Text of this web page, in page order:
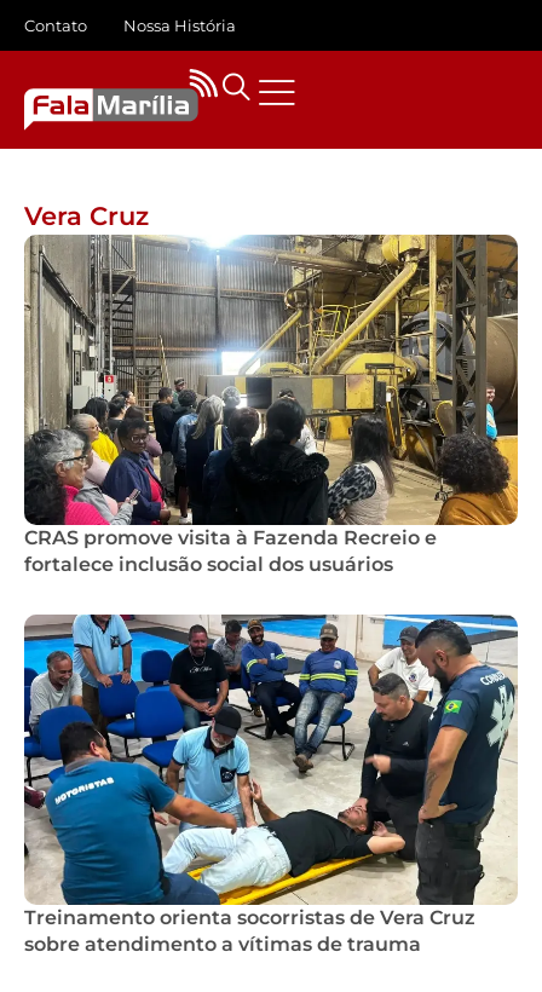
Contato Nossa História
Vera Cruz
CRAS promove visita à Fazenda Recreio e
fortalece inclusão social dos usuários
Treinamento orienta socorristas de Vera Cruz
sobre atendimento a vítimas de trauma